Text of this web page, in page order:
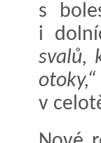
s
i
svalů,
otoky,“
v